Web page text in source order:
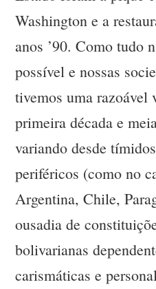
Washington e a
anos ’90. Como tudo
possível e nossas
tivemos uma razoável
primeira década e
variando desde
periféricos (como no
Argentina, Chile,
ousadia de
bolivarianas
carismáticas e